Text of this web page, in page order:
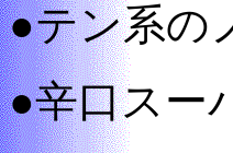
●テン系の
●辛口スー